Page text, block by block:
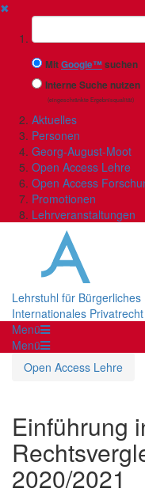
✖
Suchbegriff
MitGoogle™suchen
Interne Suche nutzen
(eingeschränkte Ergebnisqualität)
Aktuelles
Personen
Georg-August-Moot
Open Access Lehre
Open Access
Promotionen
Lehrveranstaltungen
Lehrstuhl für
Internationales Privatrecht
Menü
Menü
Open Access Lehre
Einführung
2020/2021